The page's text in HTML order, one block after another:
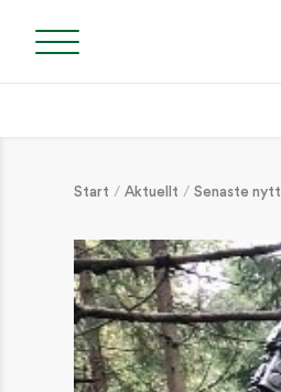
Start Aktuellt Senaste nytt